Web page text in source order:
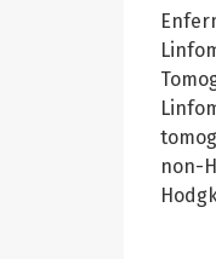
non-